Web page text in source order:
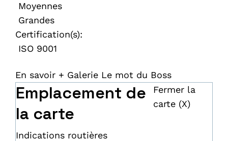
Moyennes
Grandes
Certification(s):
ISO 9001
En savoir + Galerie Le mot du Boss
Emplacement de
la carte
Fermer la
carte (X)
Indications routières